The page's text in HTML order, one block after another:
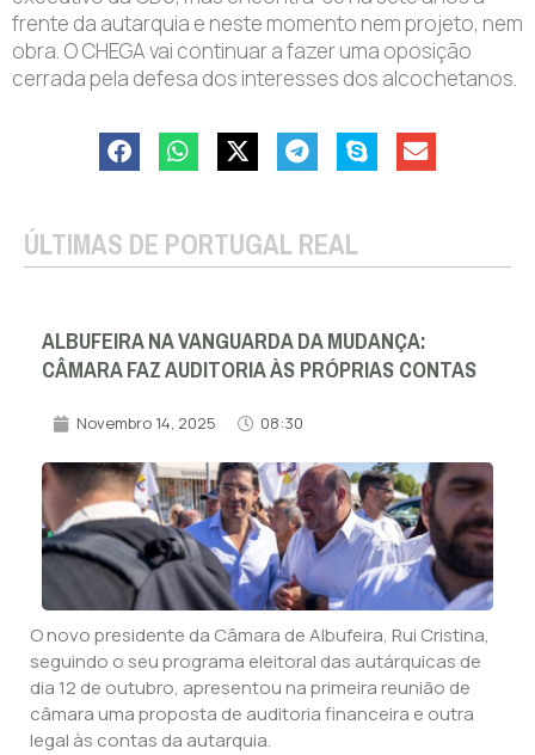
frente da autarquia e neste momento nem projeto, nem
obra. O CHEGA vai continuar a fazer uma oposição
cerrada pela defesa dos interesses dos alcochetanos.
ÚLTIMAS DE PORTUGAL REAL
ALBUFEIRA NA VANGUARDA DA MUDANÇA:
CÂMARA FAZ AUDITORIA ÀS PRÓPRIAS CONTAS
Novembro 14, 2025 08:30
O novo presidente da Câmara de Albufeira, Rui Cristina,
seguindo o seu programa eleitoral das autárquicas de
dia 12 de outubro, apresentou na primeira reunião de
câmara uma proposta de auditoria financeira e outra
legal às contas da autarquia.